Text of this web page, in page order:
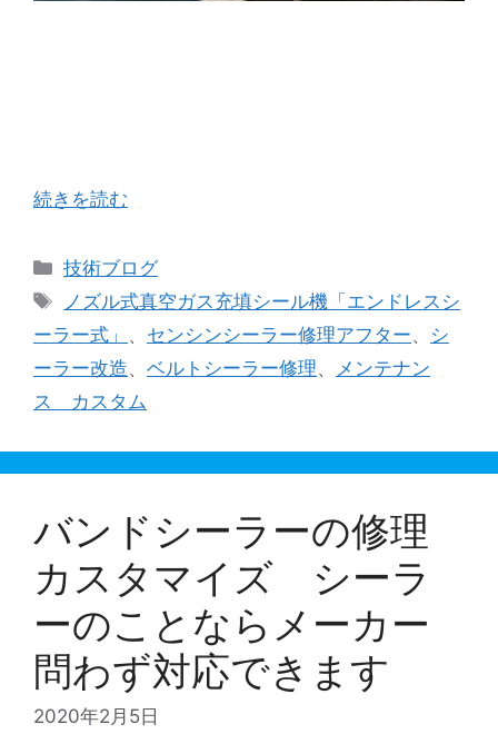
続きを読む
カ
テ
リ
ー
技術ブログ
タ
グ
ノズル式真空ガス充填シール機「エンドレスシ
ーラー式」 、 センシンシーラー修理アフター、 シ
ーラー改造、 ベルトシーラー修理、
メンテナン
ス カスタム
バンドシーラーの修理
カスタマイズ シーラ
ーのことならメーカー
問わず対応できます
2020年2月5日